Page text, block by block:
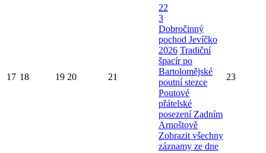
17 18 19 20 21
22
3
Dobročinný
pochod Jevíčko
2026 Tradiční
špacír po
Bartolomějské
poutní stezce
Poutové
přátelské
posezení Zadním
Arnoštově
Zobrazit všechny
záznamy ze dne
23